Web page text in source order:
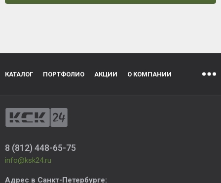
КАТАЛОГ ПОРТФОЛИО АКЦИИ О КОМПАНИИ
8 (812) 448-65-75
info@ksk24.ru
Адрес в Санкт-Петербурге: